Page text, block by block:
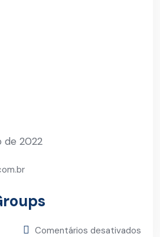
de 2022
Comentários desativados